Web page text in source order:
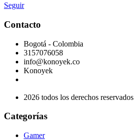
Seguir
Contacto
Bogotá - Colombia
3157076058
info@konoyek.co
Konoyek
2026 todos los derechos reservados
Categorías
Gamer